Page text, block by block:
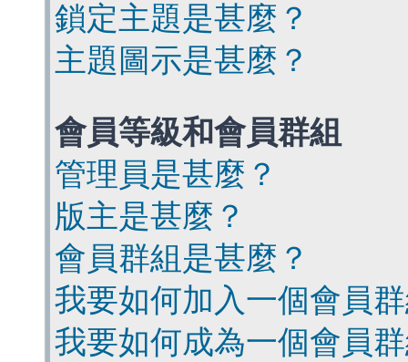
鎖定主題是甚麼？
主題圖示是甚麼？
會員等級和會員群組
管理員是甚麼？
版主是甚麼？
會員群組是甚麼？
我要如何加入一個會員
我要如何成為一個會員